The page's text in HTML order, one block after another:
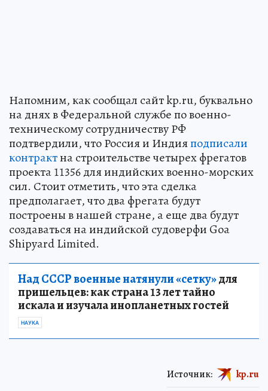
Напомним, как сообщал сайт kp.ru, буквально
на днях в Федеральной службе по военно-
техническому сотрудничеству РФ
подтвердили, что Россия и Индияподписали
контрактна строительстве четырех фрегатов
проекта 11356 для индийских военно-морских
сил. Стоит отметить, что эта сделка
предполагает, что два фрегата будут
построены в нашей стране, а еще два будут
создаваться на индийской судоверфи Goa
Shipyard Limited.
Над СССР военные натянули «сетку»для
пришельцев: как страна 13 лет тайно
искала и изучала инопланетных гостей
НАУКА
Источник: kp.ru